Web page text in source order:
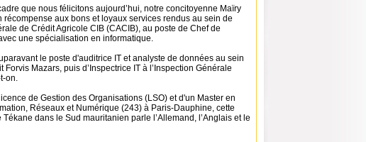
que nous félicitons aujourd’hui, notre concitoyenne Maïry
récompense aux bons et loyaux services rendus au sein de
de Crédit Agricole CIB (CACIB), au poste de Chef de
une spécialisation en informatique.
le poste d'auditrice IT et analyste de données au sein
Forvis Mazars, puis d’Inspectrice IT à l’Inspection Générale
on.
de Gestion des Organisations (LSO) et d'un Master en
Réseaux et Numérique (243) à Paris-Dauphine, cette
dans le Sud mauritanien parle l’Allemand, l’Anglais et le